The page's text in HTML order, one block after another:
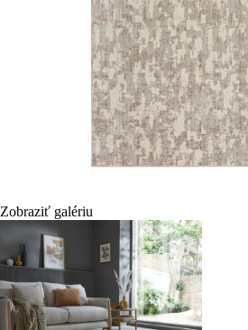
Zobraziť galériu